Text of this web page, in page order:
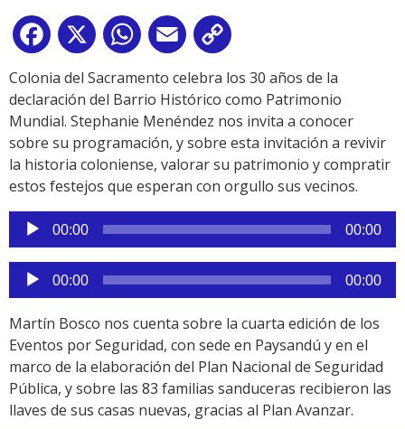
Facebook
X WhatsApp
Email
Link
Colonia del Sacramento celebra los 30 años de la
declaración del Barrio Histórico como Patrimonio
Mundial. Stephanie Menéndez nos invita a conocer
sobre su programación, y sobre esta invitación a revivir
la historia coloniense, valorar su patrimonio y compratir
estos festejos que esperan con orgullo sus vecinos.
Reproductor
de
audio
00:00 00:00
Reproductor
de
audio
00:00 00:00
Martín Bosco nos cuenta sobre la cuarta edición de los
Eventos por Seguridad, con sede en Paysandú y en el
marco de la elaboración del Plan Nacional de Seguridad
Pública, y sobre las 83 familias sanduceras recibieron las
llaves de sus casas nuevas, gracias al Plan Avanzar.